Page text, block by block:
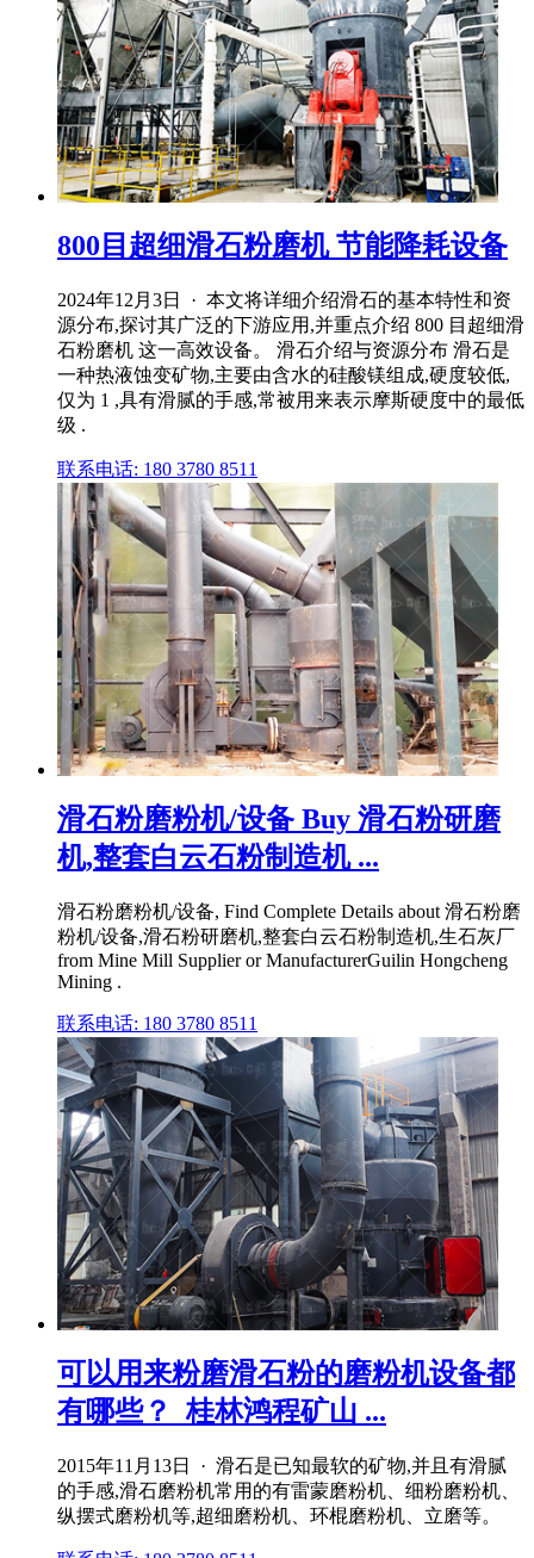
800目超细滑石粉磨机 节能降耗设备
2024年12月3日 · 本文将详细介绍滑石的基本特性和资
源分布,探讨其广泛的下游应用,并重点介绍 800 目超细滑
石粉磨机 这一高效设备。 滑石介绍与资源分布 滑石是
一种热液蚀变矿物,主要由含水的硅酸镁组成,硬度较低,
仅为 1 ,具有滑腻的手感,常被用来表示摩斯硬度中的最低
级 .
联系电话: 180 3780 8511
滑石粉磨粉机/设备 Buy 滑石粉研磨
机,整套白云石粉制造机 ...
滑石粉磨粉机/设备, Find Complete Details about 滑石粉磨
粉机/设备,滑石粉研磨机,整套白云石粉制造机,生石灰厂
from Mine Mill Supplier or ManufacturerGuilin Hongcheng
Mining .
联系电话: 180 3780 8511
可以用来粉磨滑石粉的磨粉机设备都
有哪些？_桂林鸿程矿山 ...
2015年11月13日 · 滑石是已知最软的矿物,并且有滑腻
的手感,滑石磨粉机常用的有雷蒙磨粉机、细粉磨粉机、
纵摆式磨粉机等,超细磨粉机、环棍磨粉机、立磨等。